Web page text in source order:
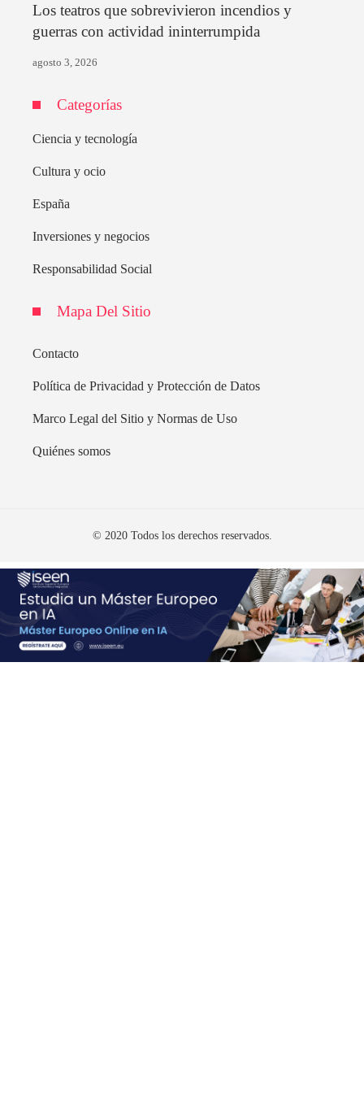
Los teatros que sobrevivieron incendios y
guerras con actividad ininterrumpida
agosto 3, 2026
Categorías
Ciencia y tecnología
Cultura y ocio
España
Inversiones y negocios
Responsabilidad Social
Mapa Del Sitio
Contacto
Política de Privacidad y Protección de Datos
Marco Legal del Sitio y Normas de Uso
Quiénes somos
© 2020 Todos los derechos reservados.